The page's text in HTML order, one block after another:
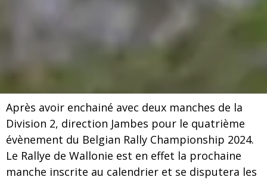
Après avoir enchainé avec deux manches de la
Division 2, direction Jambes pour le quatrième
évènement du Belgian Rally Championship 2024.
Le Rallye de Wallonie est en effet la prochaine
manche inscrite au calendrier et se disputera les